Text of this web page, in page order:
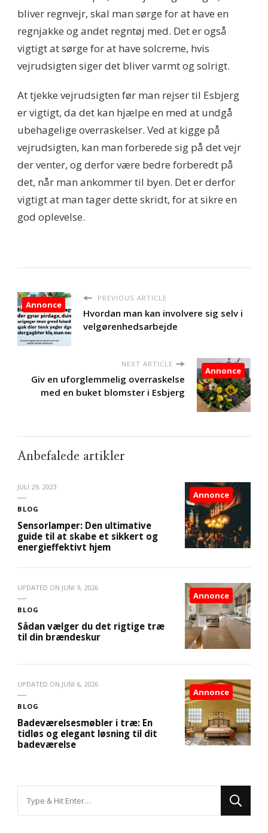
bliver regnvejr, skal man sørge for at have en
regnjakke og andet regntøj med. Det er også
vigtigt at sørge for at have solcreme, hvis
vejrudsigten siger det bliver varmt og solrigt.
At tjekke vejrudsigten før man rejser til Esbjerg
er vigtigt, da det kan hjælpe en med at undgå
ubehagelige overraskelser. Ved at kigge på
vejrudsigten, kan man forberede sig på det vejr
der venter, og derfor være bedre forberedt på
det, når man ankommer til byen. Det er derfor
vigtigt at man tager dette skridt, for at sikre en
god oplevelse.
PREVIOUS ARTICLE
Hvordan man kan involvere sig selv i
velgørenhedsarbejde
Annonce
NEXT ARTICLE
Giv en uforglemmelig overraskelse
med en buket blomster i Esbjerg
Annonce
Anbefalede artikler
JULI 29, 2023
BLOG
Sensorlamper: Den ultimative
guide til at skabe et sikkert og
energieffektivt hjem
Annonce
UPDATED ON JUNI 9, 2026
BLOG
Sådan vælger du det rigtige træ
til din brændeskur
Annonce
UPDATED ON JUNI 6, 2026
BLOG
Badeværelsesmøbler i træ: En
tidløs og elegant løsning til dit
badeværelse
Annonce